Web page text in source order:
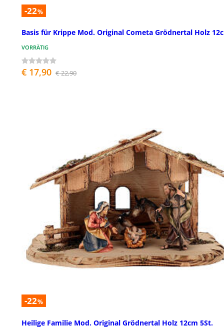
-22%
Basis für Krippe Mod. Original Cometa Grödnertal Holz
VORRÄTIG
€ 17,90 € 22,90
-22%
Heilige Familie Mod. Original Grödnertal Holz 12cm 5St.